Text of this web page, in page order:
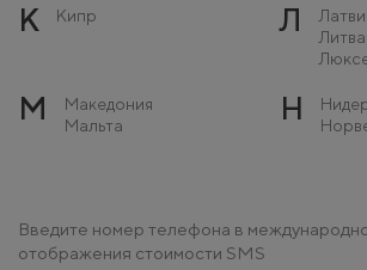
К Кипр Л
Литва
М
Македония
Мальта
Н
О П
Введите номер телефона в
отображения стоимости SMS